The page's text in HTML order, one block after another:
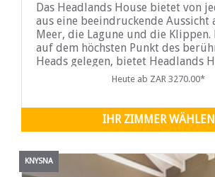
Das Headlands House bietet von
aus eine beeindruckende Aussicht
Meer, die Lagune und die
auf dem höchsten Punkt des
Heads gelegen, bietet Headlands
atemberaubende Ausblicke.
Heute ab ZAR 3270.00*
IHR ZIMMER WÄHLEN
KNYSNA